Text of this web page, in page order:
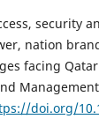
security
nation
facing
doi.org/